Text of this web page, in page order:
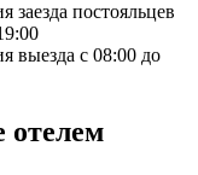
заезда постояльцев
выезда с 08:00 до
отелем